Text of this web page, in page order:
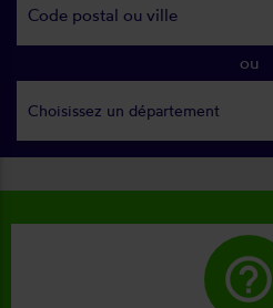
ou
Choisissez un département
help_outline